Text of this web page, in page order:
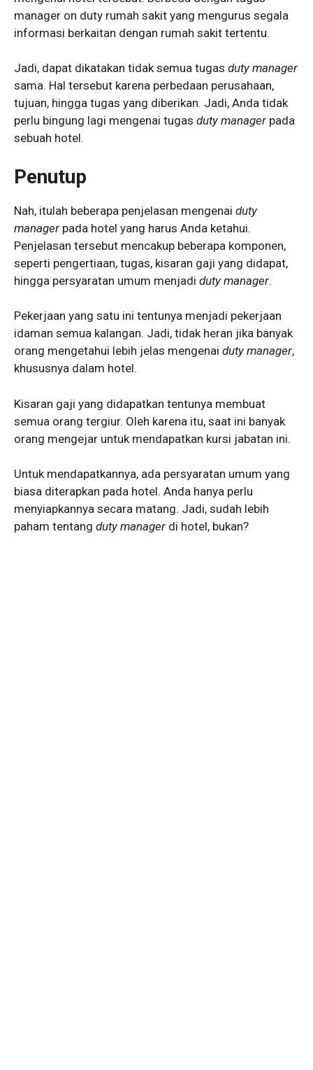
manager on duty rumah sakit yang mengurus segala
informasi berkaitan dengan rumah sakit tertentu.
Jadi, dapat dikatakan tidak semua tugas duty manager
sama. Hal tersebut karena perbedaan perusahaan,
tujuan, hingga tugas yang diberikan. Jadi, Anda tidak
perlu bingung lagi mengenai tugas duty manager pada
sebuah hotel.
Penutup
Nah, itulah beberapa penjelasan mengenai duty
manager pada hotel yang harus Anda ketahui.
Penjelasan tersebut mencakup beberapa komponen,
seperti pengertiaan, tugas, kisaran gaji yang didapat,
hingga persyaratan umum menjadi duty manager.
Pekerjaan yang satu ini tentunya menjadi pekerjaan
idaman semua kalangan. Jadi, tidak heran jika banyak
orang mengetahui lebih jelas mengenai duty manager,
khususnya dalam hotel.
Kisaran gaji yang didapatkan tentunya membuat
semua orang tergiur. Oleh karena itu, saat ini banyak
orang mengejar untuk mendapatkan kursi jabatan ini.
Untuk mendapatkannya, ada persyaratan umum yang
biasa diterapkan pada hotel. Anda hanya perlu
menyiapkannya secara matang. Jadi, sudah lebih
paham tentang duty manager di hotel, bukan?